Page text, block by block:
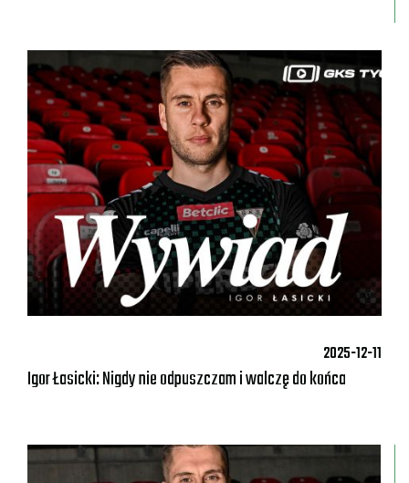
2025-12-11
Igor Łasicki: Nigdy nie odpuszczam i walczę do końca